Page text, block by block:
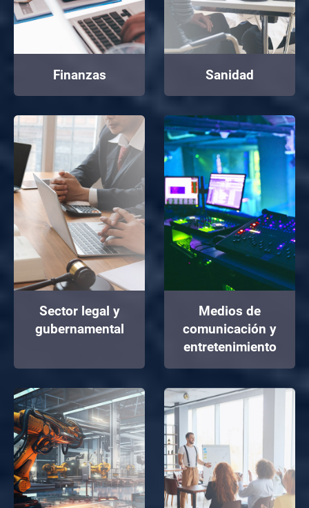
Finanzas Sanidad
Sector legal y
gubernamental
Medios de
comunicación y
entretenimiento